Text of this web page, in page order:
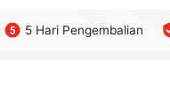
5 Hari Pengembalian